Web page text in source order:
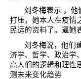
刘冬梅表示 ，他
打压，她本人在疫情
民运的资料了。逼她
刘冬梅说，他们
济学、哲学、政治学
高人们的逻辑和理性
测未来变化趋势